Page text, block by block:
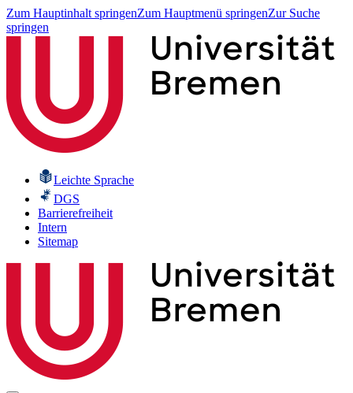
Zum Hauptinhalt springenZum Hauptmenü springenZur Suche
springen
Leichte Sprache
DGS
Barrierefreiheit
Intern
Sitemap